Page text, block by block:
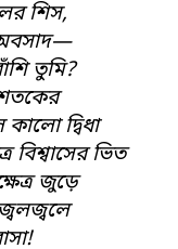
শিস,
অবসাদ—
তুমি?
দ্বিধা
বিশ্বাসের ভিত
জুড়ে